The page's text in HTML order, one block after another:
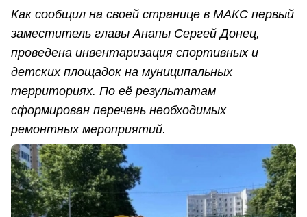
Как сообщил на своей странице в МАКС первый
заместитель главы Анапы Сергей Донец,
проведена инвентаризация спортивных и
детских площадок на муниципальных
территориях. По её результатам
сформирован перечень необходимых
ремонтных мероприятий.